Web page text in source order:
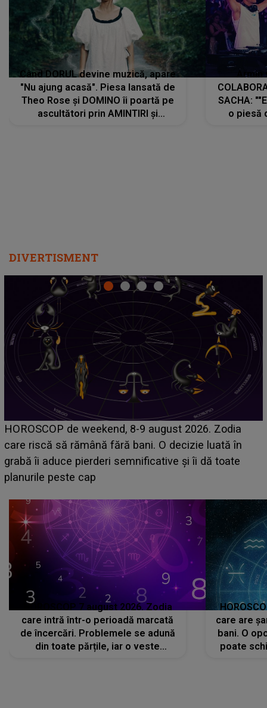
Când DORUL devine muzică, apare
"Nu ajung acasă". Piesa lansată de
Theo Rose și DOMINO îi poartă pe
ascultători prin AMINTIRI și
SACHA:
o piesă
DIVERTISMENT
Emanuel a ținut ACEST DETALIU ASCUNS până
acum! În fața Alexandrei, concurentul din Casa Iubirii
face o MĂRTURISIRE NEAȘTEPTATĂ despre mama
sa: "I-am spus și ei în față, eu nu te iubesc pentru
HOROSCOP 7 august 2026. Zodia
care intră într-o perioadă marcată
de încercări. Problemele se adună
din toate părțile, iar o veste
care are
bani. O
poate